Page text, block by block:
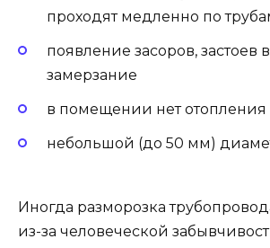
проходят медленно по
появление засоров, застоев
замерзание
в помещении нет отопления
небольшой (до 50 мм)
Иногда разморозка
из-за человеческой